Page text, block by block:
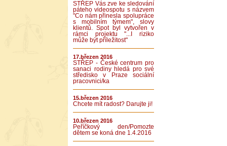
STŘEP Vás zve ke sledování
páteho videospotu s názvem
"Co nám přinesla spolupráce
s mobilním týmem", slovy
klientů. Spot byl vytvořen v
rámci projektu "...I riziko
může být příležitost"
17.březen 2016
STŘEP - České centrum pro
sanaci rodiny hledá pro své
středisko v Praze sociální
pracovnici/ka
15.březen 2016
Chcete mít radost? Darujte ji!
10.březen 2016
Peříčkový den/Pomozte
dětem se koná dne 1.4.2016